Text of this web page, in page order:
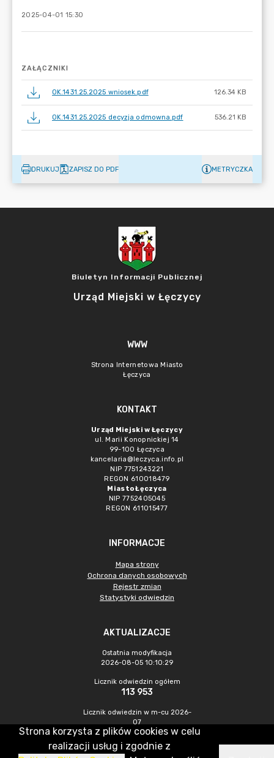
2025-04-01 15:30
ZAŁĄCZNIKI
OK.1431.25.2025 wniosek.pdf 126.34 KB
OK.1431.25.2025 decyzja odmowna.pdf 536.21 KB
DRUKUJ ZAPISZ DO PDF METRYCZKA
Biuletyn Informacji Publicznej
Urząd Miejski w Łęczycy
WWW
Strona Internetowa Miasto
Łęczyca
KONTAKT
Urząd Miejski w Łęczycy
ul. Marii Konopnickiej 14
99-100 Łęczyca
kancelaria@leczyca.info.pl
NIP 7751243221
REGON 610018479
Miasto Łęczyca
NIP 7752405045
REGON 611015477
INFORMACJE
Mapa strony
Ochrona danych osobowych
Rejestr zmian
Statystyki odwiedzin
AKTUALIZACJE
Ostatnia modyfikacja
2026-08-05 10:10:29
Licznik odwiedzin ogółem
113 953
Licznik odwiedzin w m-cu 2026-
07
472
Strona korzysta z plików cookies w celu
realizacji usług i zgodnie z